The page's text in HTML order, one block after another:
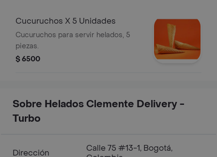
Cucuruchos X 5 Unidades
Cucuruchos para servir helados, 5
piezas.
$ 6500
Sobre Helados Clemente Delivery -
Turbo
Dirección
Calle 75 #13-1, Bogotá,